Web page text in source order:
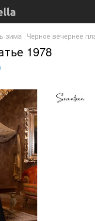
зима Черное вечернее
1978